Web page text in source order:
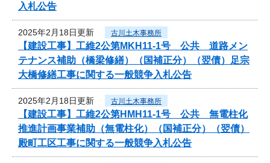
入札公告
2025年2月18日更新 古川土木事務所
【建設工事】工維2公第MKH11-1号 公共 道路メン
テナンス補助（橋梁修繕）（国補正分）（翌債）足宗
大橋修繕工事に関する一般競争入札公告
2025年2月18日更新 古川土木事務所
【建設工事】工維2公第HMH11-1号 公共 無電柱化
推進計画事業補助（無電柱化）（国補正分）（翌債）
殿町工区工事に関する一般競争入札公告